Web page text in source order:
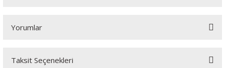
Yorumlar
Taksit Seçenekleri